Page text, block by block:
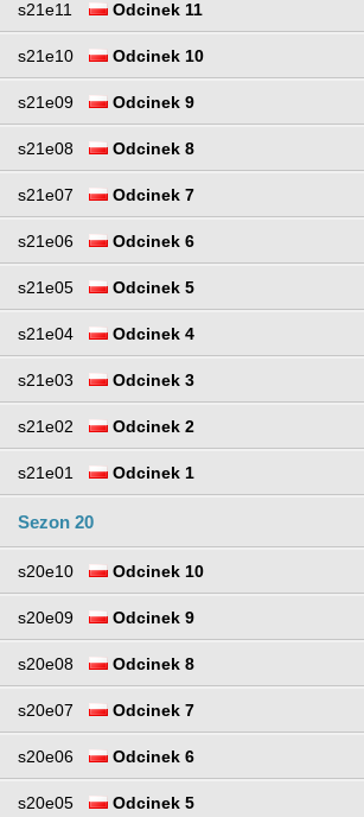
s21e11 Odcinek 11
s21e10 Odcinek 10
s21e09 Odcinek 9
s21e08 Odcinek 8
s21e07 Odcinek 7
s21e06 Odcinek 6
s21e05 Odcinek 5
s21e04 Odcinek 4
s21e03 Odcinek 3
s21e02 Odcinek 2
s21e01 Odcinek 1
Sezon 20
s20e10 Odcinek 10
s20e09 Odcinek 9
s20e08 Odcinek 8
s20e07 Odcinek 7
s20e06 Odcinek 6
s20e05 Odcinek 5